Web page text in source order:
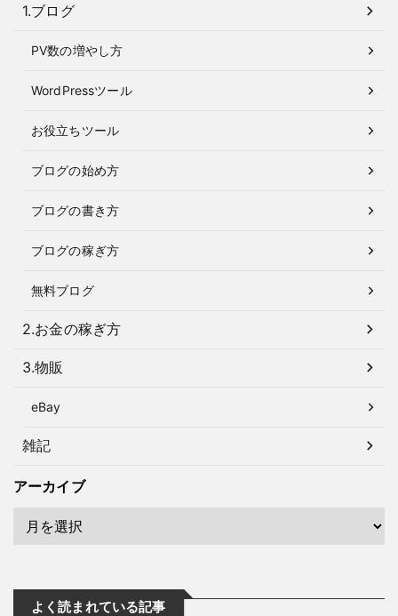
1.ブログ
PV数の増やし方
WordPressツール
お役立ちツール
ブログの始め方
ブログの書き方
ブログの稼ぎ方
無料ブログ
2.お金の稼ぎ方
3.物販
eBay
雑記
アーカイブ
よく読まれている記事